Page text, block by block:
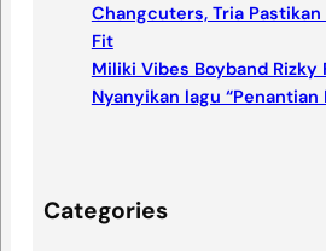
Changcuters, Tria
Fit
Miliki Vibes Boyband Rizky
Nyanyikan lagu “Penantian
Categories